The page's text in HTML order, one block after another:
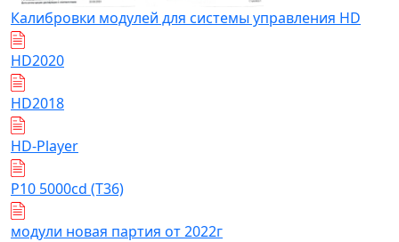
Калибровки модулей для системы управления HD
HD2020
HD2018
HD-Player
Р10 5000cd (Т36)
модули новая партия от 2022г